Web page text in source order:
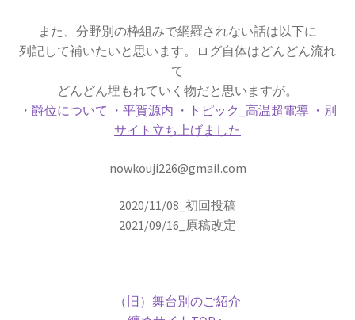
【稀代の実験｜エーテルを想定した
干渉実験を実施】
【光速度を始めて測定｜ドップラー効果を考
察】
また、分野別の枠組みで網羅されない話は以下に
列記して補いたいと思います。ログ自体はどんどん流れ
て
どんどん埋もれていく物だと思いますが。
・爵位について ・平賀源内 ・トピック_高温超電導・別
サイト立ち上げました
nowkouji226@gmail.com
2020/11/08_初回投稿
2021/09/16_原稿改定
（旧）舞台別のご紹介